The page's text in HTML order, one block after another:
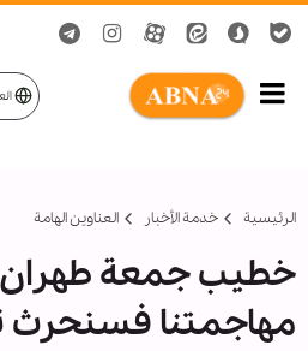
الرئيسية خدمة الأخبار العناوين الهامة
خطيب جمعة طهران:
مهاجمتنا فسنحرث